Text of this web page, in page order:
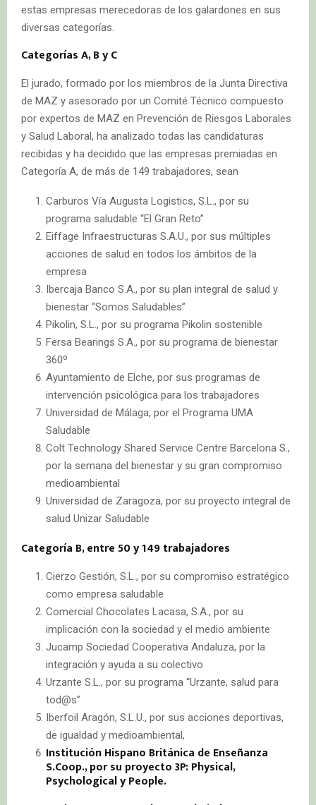
estas empresas merecedoras de los galardones en sus
diversas categorías.
Categorías A, B y C
El jurado, formado por los miembros de la Junta Directiva
de MAZ y asesorado por un Comité Técnico compuesto
por expertos de MAZ en Prevención de Riesgos Laborales
y Salud Laboral, ha analizado todas las candidaturas
recibidas y ha decidido que las empresas premiadas en
Categoría A, de más de 149 trabajadores, sean
Carburos Vía Augusta Logistics, S.L., por su
programa saludable “El Gran Reto”
Eiffage Infraestructuras S.A.U., por sus múltiples
acciones de salud en todos los ámbitos de la
empresa
Ibercaja Banco S.A., por su plan integral de salud y
bienestar “Somos Saludables”
Pikolin, S.L., por su programa Pikolin sostenible
Fersa Bearings S.A., por su programa de bienestar
360º
Ayuntamiento de Elche, por sus programas de
intervención psicológica para los trabajadores
Universidad de Málaga, por el Programa UMA
Saludable
Colt Technology Shared Service Centre Barcelona S.,
por la semana del bienestar y su gran compromiso
medioambiental
Universidad de Zaragoza, por su proyecto integral de
salud Unizar Saludable
Categoría B, entre 50 y 149 trabajadores
Cierzo Gestión, S.L., por su compromiso estratégico
como empresa saludable
Comercial Chocolates Lacasa, S.A., por su
implicación con la sociedad y el medio ambiente
Jucamp Sociedad Cooperativa Andaluza, por la
integración y ayuda a su colectivo
Urzante S.L., por su programa “Urzante, salud para
tod@s”
Iberfoil Aragón, S.L.U., por sus acciones deportivas,
de igualdad y medioambiental,
Institución Hispano Británica de Enseñanza
S.Coop., por su proyecto 3P: Physical,
Psychological y People.